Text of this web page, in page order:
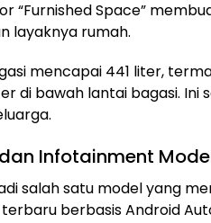
“Furnished Space”
layaknya rumah.
mencapai 441 liter,
di bawah lantai bagasi.
Infotainment
salah satu model yang
berbasis Android